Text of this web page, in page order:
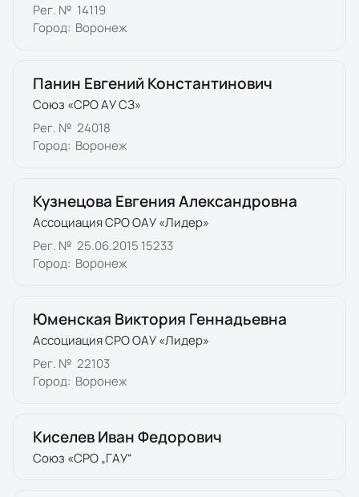
Рег. № 14119
Город: Воронеж
Панин Евгений Константинович
Союз «СРО АУ СЗ»
Рег. № 24018
Город: Воронеж
Кузнецова Евгения Александровна
Ассоциация СРО ОАУ «Лидер»
Рег. № 25.06.2015 15233
Город: Воронеж
Юменская Виктория Геннадьевна
Ассоциация СРО ОАУ «Лидер»
Рег. № 22103
Город: Воронеж
Киселев Иван Федорович
Союз «СРО „ГАУ“